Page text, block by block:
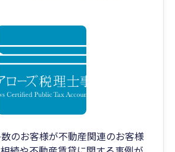
のお客様が不動産関連のお客様